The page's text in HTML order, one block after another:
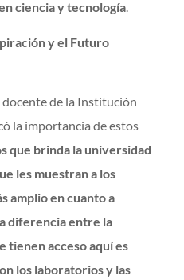
ciencia y tecnología
y el Futuro
docente de la Institución
la importancia de estos
que brinda la universidad
les muestran a los
amplio en cuanto a
diferencia entre la
tienen acceso aquí es
los laboratorios y las